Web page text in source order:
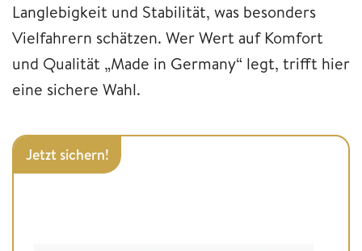
Langlebigkeit und Stabilität, was besonders
Vielfahrern schätzen. Wer Wert auf Komfort
und Qualität „Made in Germany“ legt, trifft hier
eine sichere Wahl.
Jetzt sichern!